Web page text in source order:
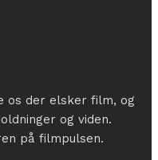
os der elsker film, og
og viden.
på filmpulsen.